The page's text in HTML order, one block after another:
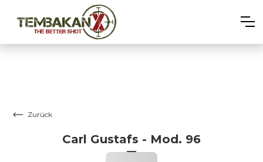
Zurück
Carl Gustafs - Mod. 96
–